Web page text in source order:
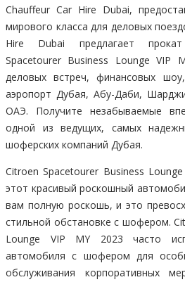
Chauffeur Car Hire Dubai,
мирового класса для деловых
Hire Dubai предлагает
Spacetourer Business Lounge
деловых встреч, финансовых
аэропорт Дубая, Абу-Даби,
ОАЭ. Получите незабываемые
одной из ведущих, самых
шоферских компаний Дубая.
Citroen Spacetourer Business
этот красивый роскошный
вам полную роскошь, и это
стильной обстановке с шофером.
Lounge VIP MY 2023 часто
автомобиля с шофером для
обслуживания корпоративных